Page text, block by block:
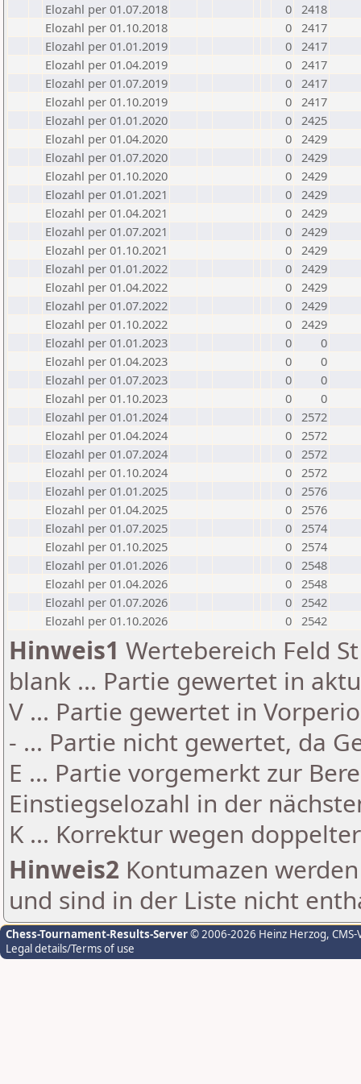
Elozahl per 01.07.2018
0 2418
Elozahl per 01.10.2018
0 2417
Elozahl per 01.01.2019
0 2417
Elozahl per 01.04.2019
0 2417
Elozahl per 01.07.2019
0 2417
Elozahl per 01.10.2019
0 2417
Elozahl per 01.01.2020
0 2425
Elozahl per 01.04.2020
0 2429
Elozahl per 01.07.2020
0 2429
Elozahl per 01.10.2020
0 2429
Elozahl per 01.01.2021
0 2429
Elozahl per 01.04.2021
0 2429
Elozahl per 01.07.2021
0 2429
Elozahl per 01.10.2021
0 2429
Elozahl per 01.01.2022
0 2429
Elozahl per 01.04.2022
0 2429
Elozahl per 01.07.2022
0 2429
Elozahl per 01.10.2022
0 2429
Elozahl per 01.01.2023
0
0
Elozahl per 01.04.2023
0
0
Elozahl per 01.07.2023
0
0
Elozahl per 01.10.2023
0
0
Elozahl per 01.01.2024
0 2572
Elozahl per 01.04.2024
0 2572
Elozahl per 01.07.2024
0 2572
Elozahl per 01.10.2024
0 2572
Elozahl per 01.01.2025
0 2576
Elozahl per 01.04.2025
0 2576
Elozahl per 01.07.2025
0 2574
Elozahl per 01.10.2025
0 2574
Elozahl per 01.01.2026
0 2548
Elozahl per 01.04.2026
0 2548
Elozahl per 01.07.2026
0 2542
Elozahl per 01.10.2026
0 2542
Hinweis1 Wertebereich Feld
blank ... Partie gewertet in
V ... Partie gewertet in
- ... Partie nicht gewertet, da
E ... Partie vorgemerkt zur
Einstiegselozahl in der
K ... Korrektur wegen
Hinweis2 Kontumazen
und sind in der Liste nicht
Chess-Tournament-Results-Server© 2006-2026 Heinz Herzog,
Legal details/Terms of use